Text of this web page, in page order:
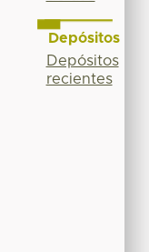
Depósitos
Depósitos
recientes